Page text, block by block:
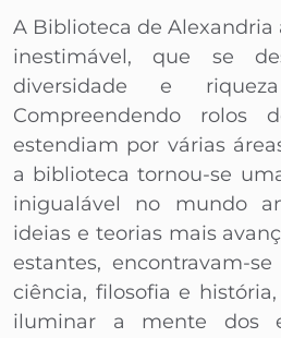
A Biblioteca de
inestimável, que se
diversidade e
Compreendendo rolos
estendiam por várias
a biblioteca tornou-se
inigualável no mundo
ideias e teorias mais
estantes, encontravam-
ciência, filosofia e
iluminar a mente dos